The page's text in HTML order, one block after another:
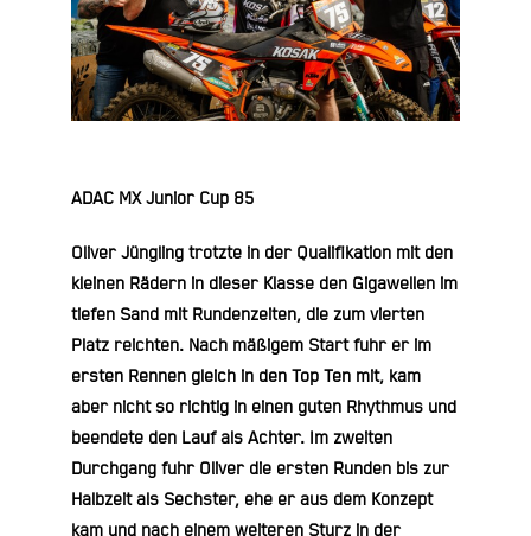
ADAC MX Junior Cup 85
Oliver Jüngling trotzte in der Qualifikation mit den
kleinen Rädern in dieser Klasse den Gigawellen im
tiefen Sand mit Rundenzeiten, die zum vierten
Platz reichten. Nach mäßigem Start fuhr er im
ersten Rennen gleich in den Top Ten mit, kam
aber nicht so richtig in einen guten Rhythmus und
beendete den Lauf als Achter. Im zweiten
Durchgang fuhr Oliver die ersten Runden bis zur
Halbzeit als Sechster, ehe er aus dem Konzept
kam und nach einem weiteren Sturz in der